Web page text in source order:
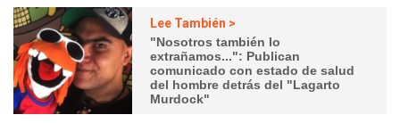
Lee También >
"Nosotros también lo
extrañamos...": Publican
comunicado con estado de salud
del hombre detrás del "Lagarto
Murdock"